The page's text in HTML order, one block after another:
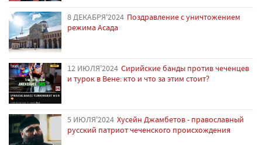
8 ДЕКАБРЯ'2024 Поздравление с уничтожением
режима Асада
12 ИЮЛЯ'2024 Сирийские банды против чеченцев
и турок в Вене: кто и что за этим стоит?
5 ИЮЛЯ'2024 Хусейн Джамбетов - православный
русский патриот чеченского происхождения